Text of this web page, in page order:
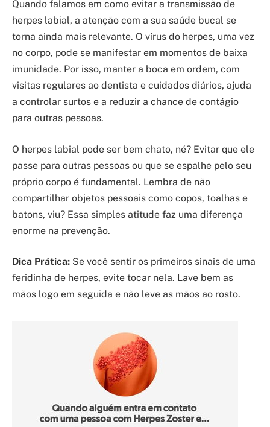
Quando falamos em como evitar a transmissão de
herpes labial, a atenção com a sua saúde bucal se
torna ainda mais relevante. O vírus do herpes, uma vez
no corpo, pode se manifestar em momentos de baixa
imunidade. Por isso, manter a boca em ordem, com
visitas regulares ao dentista e cuidados diários, ajuda
a controlar surtos e a reduzir a chance de contágio
para outras pessoas.
O herpes labial pode ser bem chato, né? Evitar que ele
passe para outras pessoas ou que se espalhe pelo seu
próprio corpo é fundamental. Lembra de não
compartilhar objetos pessoais como copos, toalhas e
batons, viu? Essa simples atitude faz uma diferença
enorme na prevenção.
Dica Prática: Se você sentir os primeiros sinais de uma
feridinha de herpes, evite tocar nela. Lave bem as
mãos logo em seguida e não leve as mãos ao rosto.